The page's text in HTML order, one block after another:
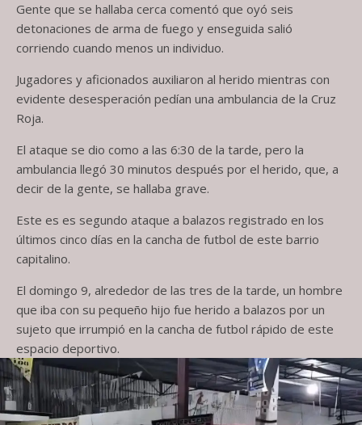
Gente que se hallaba cerca comentó que oyó seis
detonaciones de arma de fuego y enseguida salió
corriendo cuando menos un individuo.
Jugadores y aficionados auxiliaron al herido mientras con
evidente desesperación pedían una ambulancia de la Cruz
Roja.
El ataque se dio como a las 6:30 de la tarde, pero la
ambulancia llegó 30 minutos después por el herido, que, a
decir de la gente, se hallaba grave.
Este es es segundo ataque a balazos registrado en los
últimos cinco días en la cancha de futbol de este barrio
capitalino.
El domingo 9, alrededor de las tres de la tarde, un hombre
que iba con su pequeño hijo fue herido a balazos por un
sujeto que irrumpió en la cancha de futbol rápido de este
espacio deportivo.